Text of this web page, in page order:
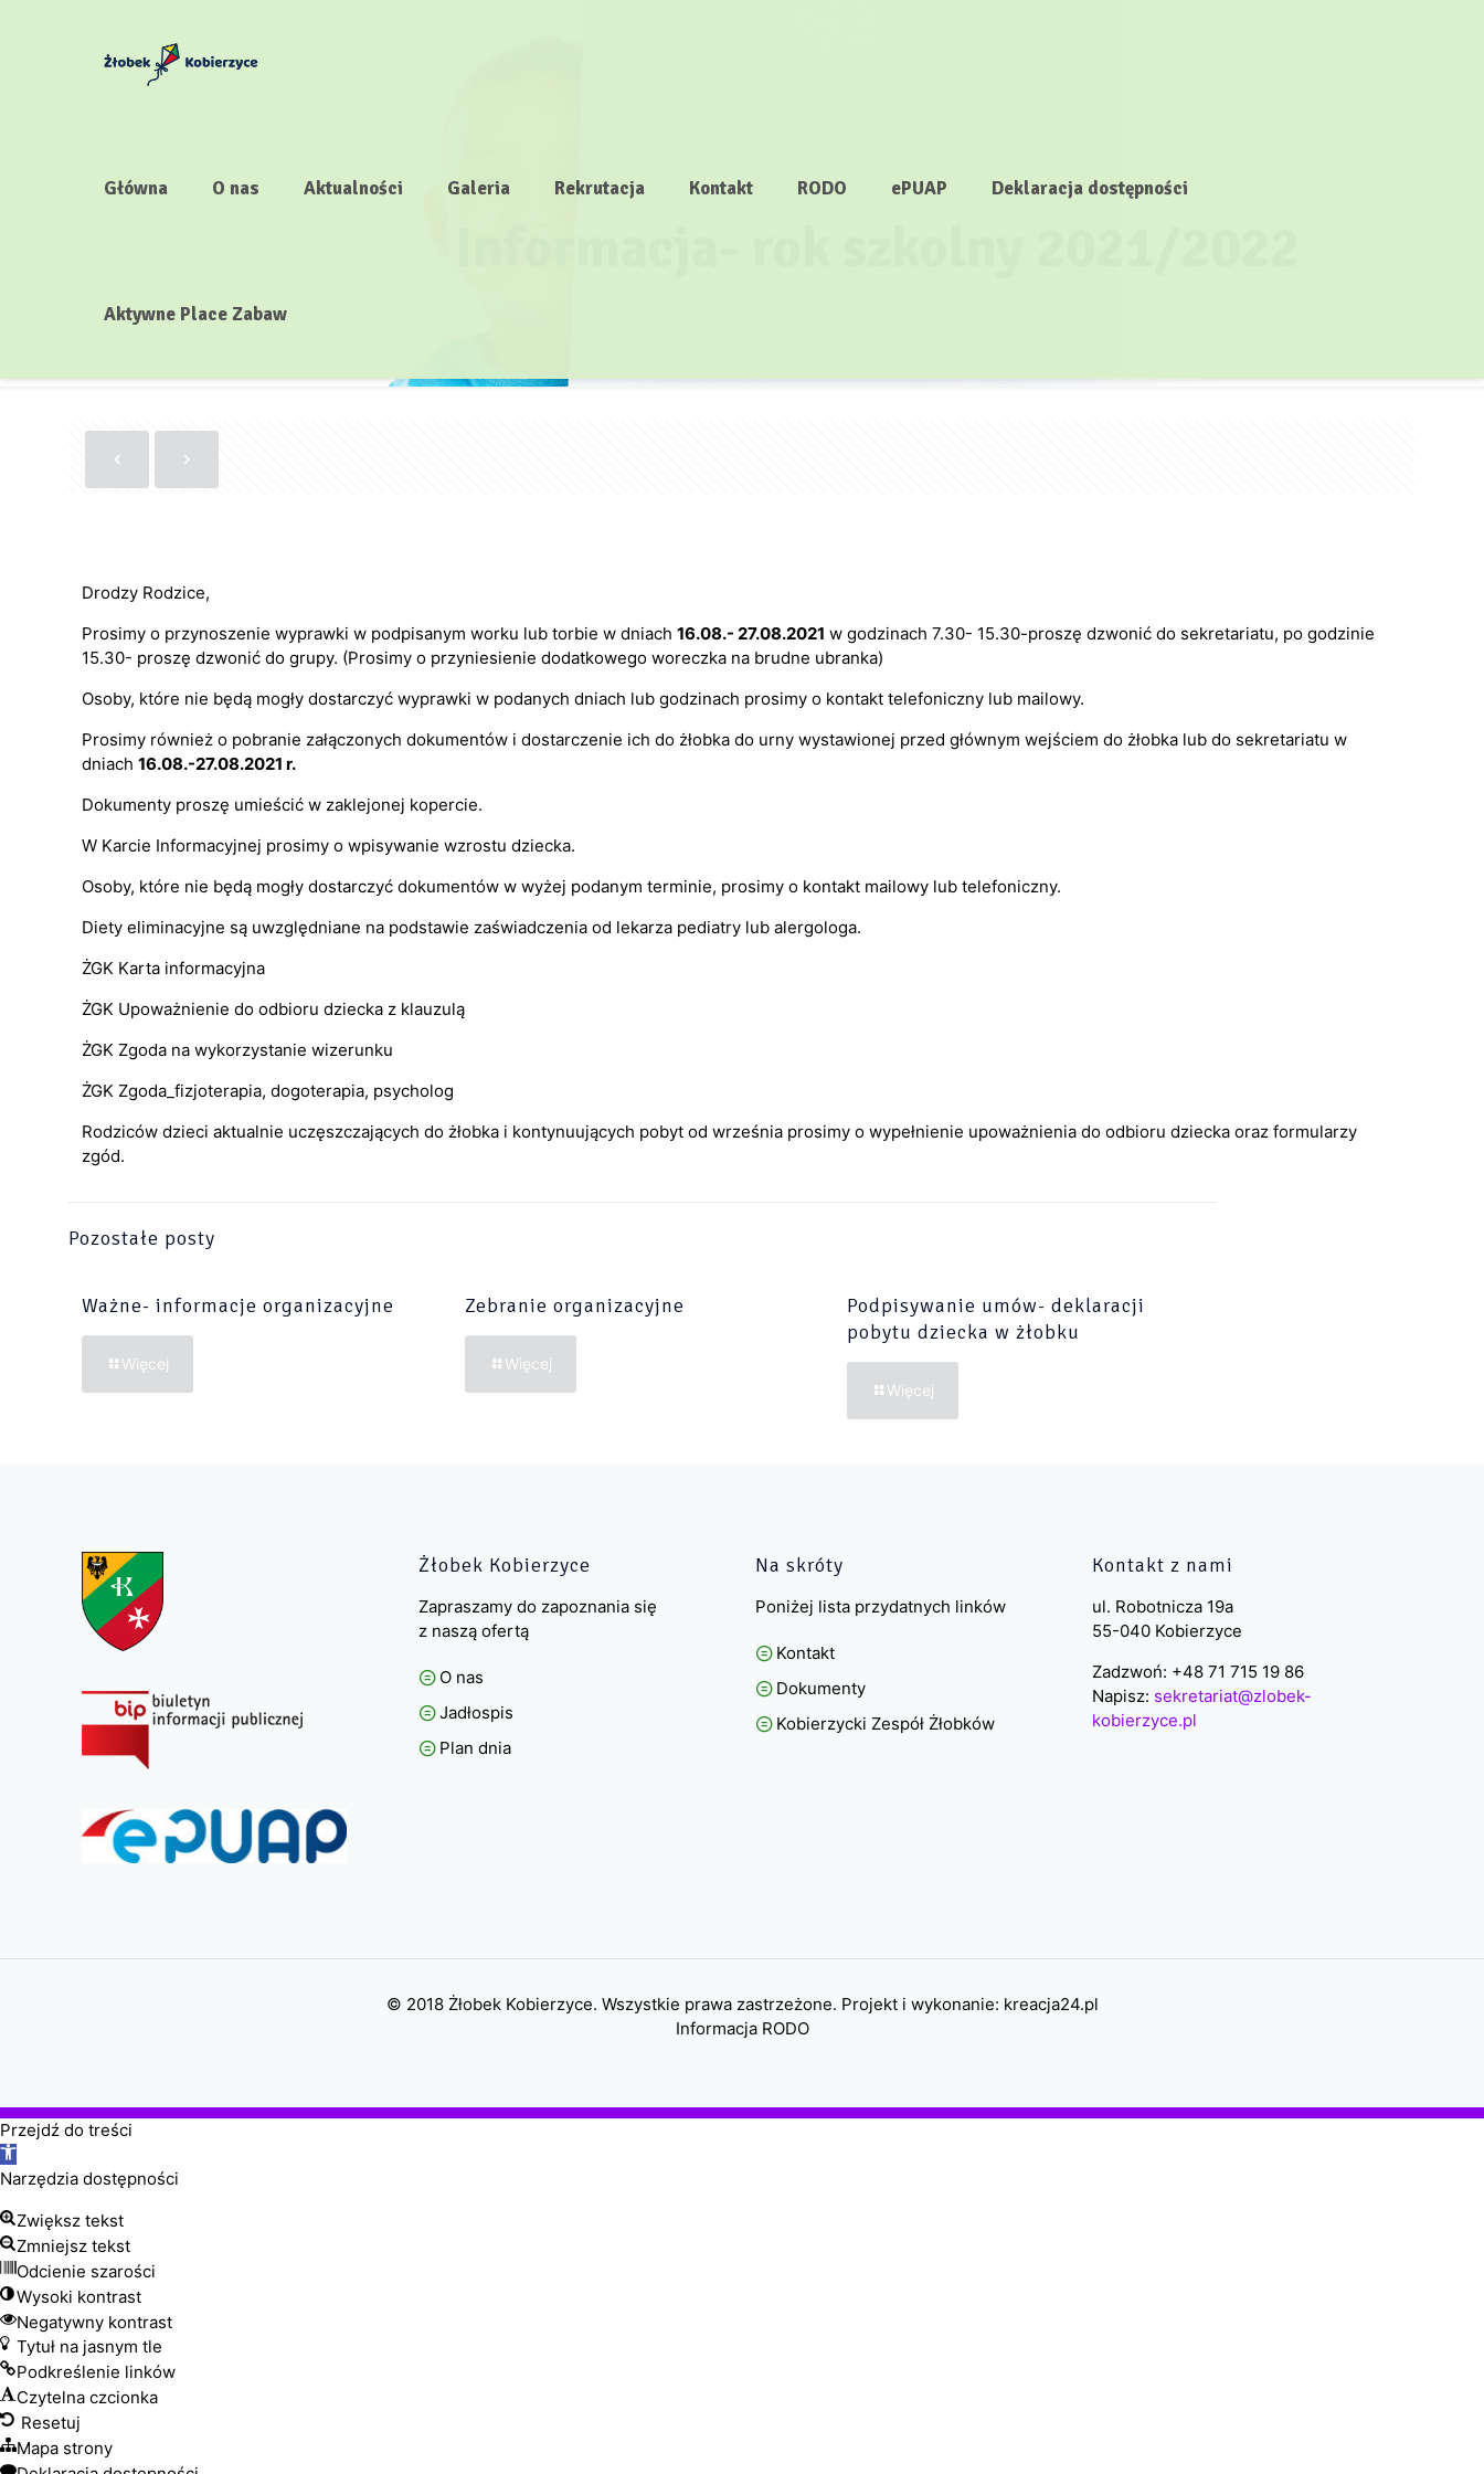
Główna O nas Aktualności Galeria Rekrutacja Kontakt RODO ePUAP Deklaracja dostępności
Aktywne Place Zabaw
Drodzy Rodzice,
Prosimy o przynoszenie wyprawki w podpisanym worku lub torbie w dniach16.08.- 27.08.2021 w godzinach 7.30- 15.30-proszę dzwonić do sekretariatu, po godzinie
15.30- proszę dzwonić do grupy. (Prosimy o przyniesienie dodatkowego woreczka na brudne ubranka)
Osoby, które nie będą mogły dostarczyć wyprawki w podanych dniach lub godzinach prosimy o kontakt telefoniczny lub mailowy.
Prosimy również o pobranie załączonych dokumentów i dostarczenie ich do żłobka do urny wystawionej przed głównym wejściem do żłobka lub do sekretariatu w
dniach16.08.-27.08.2021 r.
Dokumenty proszę umieścić w zaklejonej kopercie.
W Karcie Informacyjnej prosimy o wpisywanie wzrostu dziecka.
Osoby, które nie będą mogły dostarczyć dokumentów w wyżej podanym terminie, prosimy o kontakt mailowy lub telefoniczny.
Diety eliminacyjne są uwzględniane na podstawie zaświadczenia od lekarza pediatry lub alergologa.
ŻGK Karta informacyjna
ŻGK Upoważnienie do odbioru dziecka z klauzulą
ŻGK Zgoda na wykorzystanie wizerunku
ŻGK Zgoda_fizjoterapia, dogoterapia, psycholog
Rodziców dzieci aktualnie uczęszczających do żłobka i kontynuujących pobyt od września prosimy o wypełnienie upoważnienia do odbioru dziecka oraz formularzy
zgód.
Pozostałe posty
Ważne- informacje organizacyjne
Więcej
Zebranie organizacyjne
Więcej
Podpisywanie umów- deklaracji
pobytu dziecka w żłobku
Więcej
Żłobek Kobierzyce
Zapraszamy do zapoznania się
z naszą ofertą
O nas
Jadłospis
Plan dnia
Na skróty
Poniżej lista przydatnych linków
Kontakt
Dokumenty
Kobierzycki Zespół Żłobków
Kontakt z nami
ul. Robotnicza 19a
55-040 Kobierzyce
Zadzwoń: +48 71 715 19 86
Napisz: sekretariat@zlobek-
kobierzyce.pl
© 2018 Żłobek Kobierzyce. Wszystkie prawa zastrzeżone. Projekt i wykonanie: kreacja24.pl
Informacja RODO
Przejdź do treści
Otwórz
pasek
Narzędzia dostępności
Zwiększ tekst
Zmniejsz tekst
Odcienie szarości
Wysoki kontrast
Negatywny kontrast
Tytuł na jasnym tle
Podkreślenie linków
Czytelna czcionka
Resetuj
Mapa strony